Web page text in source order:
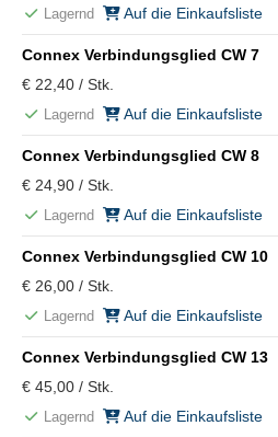
Lagernd Auf die Einkaufsliste
Connex Verbindungsglied CW 7
€ 22,40 / Stk.
Lagernd Auf die Einkaufsliste
Connex Verbindungsglied CW 8
€ 24,90 / Stk.
Lagernd Auf die Einkaufsliste
Connex Verbindungsglied CW 10
€ 26,00 / Stk.
Lagernd Auf die Einkaufsliste
Connex Verbindungsglied CW 13
€ 45,00 / Stk.
Lagernd Auf die Einkaufsliste